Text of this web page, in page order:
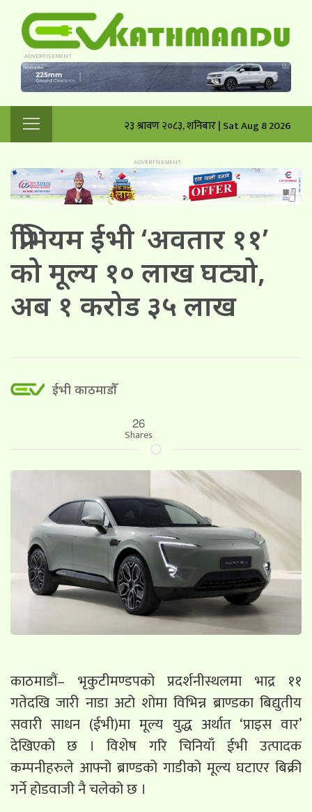
२३ श्रावण २०८३, शनिबार | Sat Aug 8 2026
प्रिभियम ईभी ‘अवतार ११’
को मूल्य १० लाख घट्यो,
अब १ करोड ३५ लाख
ईभी काठमाडौँ
26
Shares
काठमाडौं– भृकुटीमण्डपको प्रदर्शनीस्थलमा भाद्र ११
गतेदखि जारी नाडा अटो शोमा विभिन्न ब्राण्डका बिद्युतीय
सवारी साधन (ईभी)मा मूल्य युद्ध अर्थात ‘प्राइस वार’
देखिएको छ । विशेष गरि चिनियाँ ईभी उत्पादक
कम्पनीहरुले आफ्नो ब्राण्डको गाडीको मूल्य घटाएर बिक्री
गर्ने होडवाजी नै चलेको छ ।